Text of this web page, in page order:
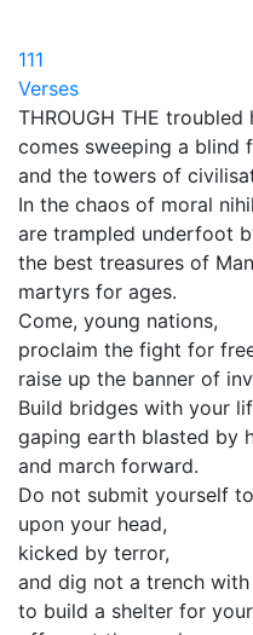
111
Verses
THROUGH THE
comes sweeping a blind
and the towers of
In the chaos of moral
are trampled underfoot
the best treasures of
martyrs for ages.
Come, young nations,
proclaim the fight for
raise up the banner of
Build bridges with your
gaping earth blasted by
and march forward.
Do not submit yourself
upon your head,
kicked by terror,
and dig not a trench
to build a shelter for